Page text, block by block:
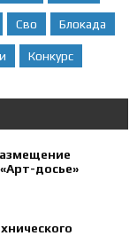
Сво Блокада
Конкурс
досье»